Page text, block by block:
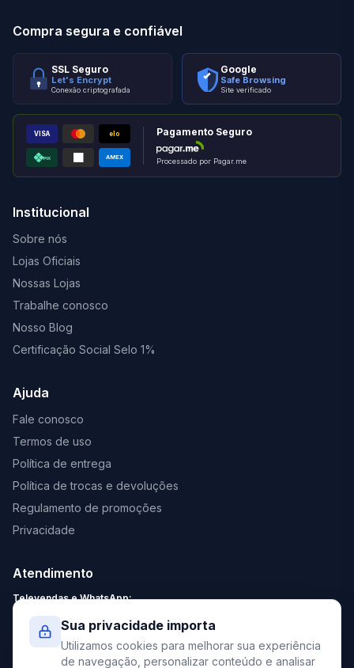
Compra segura e confiável
SSL Seguro
Let's Encrypt
Conexão criptografada
Google
Safe Browsing
Site verificado
VISA elo
PIX AMEX
Pagamento Seguro
Processado por Pagar.me
Institucional
Sobre nós
Lojas Oficiais
Nossas Lojas
Trabalhe conosco
Nosso Blog
Certificação Social Selo 1%
Ajuda
Fale conosco
Termos de uso
Política de entrega
Política de trocas e devoluções
Regulamento de promoções
Privacidade
Atendimento
Televendas e WhatsApp:
Sábado: 9:00 - 13:00
contato@elevato.com.br
Sua privacidade importa
Utilizamos cookies para melhorar sua experiência
de navegação, personalizar conteúdo e analisar